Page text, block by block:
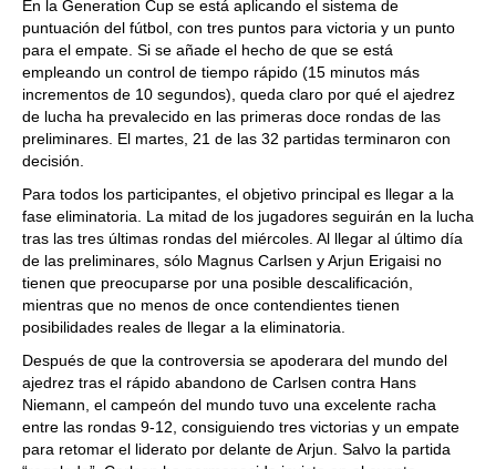
En la Generation Cup se está aplicando el sistema de
puntuación del fútbol, con tres puntos para victoria y un punto
para el empate. Si se añade el hecho de que se está
empleando un control de tiempo rápido (15 minutos más
incrementos de 10 segundos), queda claro por qué el ajedrez
de lucha ha prevalecido en las primeras doce rondas de las
preliminares. El martes, 21 de las 32 partidas terminaron con
decisión.
Para todos los participantes, el objetivo principal es llegar a la
fase eliminatoria. La mitad de los jugadores seguirán en la lucha
tras las tres últimas rondas del miércoles. Al llegar al último día
de las preliminares, sólo Magnus Carlsen y Arjun Erigaisi no
tienen que preocuparse por una posible descalificación,
mientras que no menos de once contendientes tienen
posibilidades reales de llegar a la eliminatoria.
Después de que la controversia se apoderara del mundo del
ajedrez tras el rápido abandono de Carlsen contra Hans
Niemann, el campeón del mundo tuvo una excelente racha
entre las rondas 9-12, consiguiendo tres victorias y un empate
para retomar el liderato por delante de Arjun. Salvo la partida